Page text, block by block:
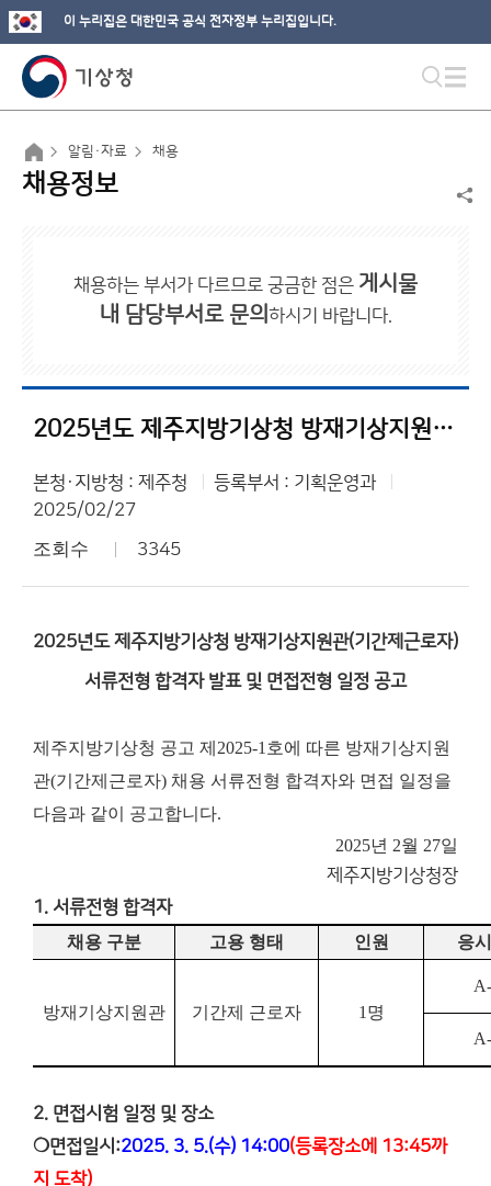
이 누리집은 대한민국 공식 전자정부 누리집입니다.
알림·자료 채용
채용정보
채용하는 부서가 다르므로 궁금한 점은 게시물
내 담당부서로 문의 하시기 바랍니다.
2025년도 제주지방기상청 방재기상지원관(기간제근로자) 서류전형 합격자 발표 및 면접전형 일정 공고
본청·지방청 : 제주청
등록부서 : 기획운영과
2025/02/27
조회수 3345
2025년도 제주지방기상청 방재기상지원관(기간제근로자)
서류전형 합격자 발표 및 면접전형 일정 공고
제주지방기상청 공고 제2025-1호에 따른 방재기상지원
관(기간제근로자) 채용 서류전형 합격자와 면접 일정을
다음과 같이 공고합니다.
2025년 2월 27일
제주지방기상청장
1. 서류전형 합격자
채용 구분 고용 형태 인원 응
방재기상지원관 기간제 근로자 1 명
2. 면접시험 일정 및 장소
❍면접일시:2025. 3. 5.(수) 14:00(등록장소에 13:45까
지 도착)